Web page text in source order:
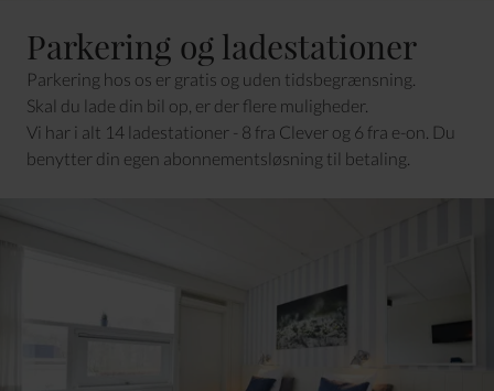
Parkering og ladestationer
Parkering hos os er gratis og uden tidsbegrænsning.
Skal du lade din bil op, er der flere muligheder.
Vi har i alt 14 ladestationer - 8 fra Clever og 6 fra e-on. Du
benytter din egen abonnementsløsning til betaling.